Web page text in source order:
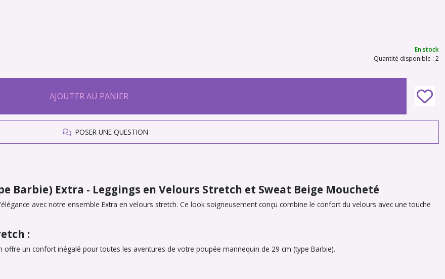
En stock
Quantité disponible : 2
AJOUTER AU PANIER
POSER UNE QUESTION
Barbie) Extra - Leggings en Velours Stretch et Sweat Beige Moucheté
avec notre ensemble Extra en velours stretch. Ce look soigneusement conçu combine le confort du velours avec une touche
:
un confort inégalé pour toutes les aventures de votre poupée mannequin de 29 cm (type Barbie).